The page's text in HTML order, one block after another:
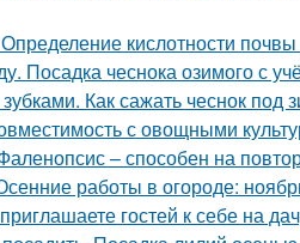
кислотности почвы
Посадка чеснока озимого с
Как сажать чеснок под
с овощными
– способен на
работы в огороде:
гостей к себе на